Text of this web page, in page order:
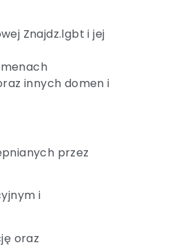
Znajdz.lgbt i jej
innych domen i
przez
i
oraz